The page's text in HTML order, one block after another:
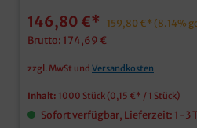
den Verkauf und Transport von
aber auch Desserts, Softeis,
Verpackungslizenz in
bedruckbar ab 30.000 Stück
146,80 €* 159,80 €* (8.14%
Brutto: 174,69 €
zzgl. MwSt und Versandkosten
Inhalt: 1000 Stück (0,15 €* / 1 Stück)
Sofort verfügbar, Lieferzeit: 1-3